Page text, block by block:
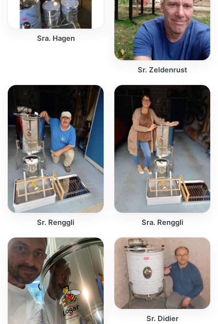
Sra. Hagen
Sr. Zeldenrust
Sr. Renggli Sra. Renggli
Sr. Didier